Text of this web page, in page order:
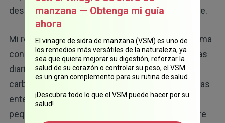
desequilibrio favorece que el cáncer se propague.
Mi recomendación es que las grasas que consuma
constituyan entre el 30 % y el 40 % de sus calorías
diarias. Esto significa que debe priorizar los
carbohidratos saludables y digeribles, como frutas
enteras, tubérculos cocidos, arroz blanco y
pequeñas cantidades de granos enteros, siempre
manzana — Obtenga mi guía
ahora
El vinagre de sidra de manzana (VSM) es uno de
los remedios más versátiles de la naturaleza, ya
sea que quiera mejorar su digestión, reforzar la
salud de su corazón o controlar su peso, el VSM
es un gran complemento para su rutina de salud.
¡Descubra todo lo que el VSM puede hacer por su
salud!